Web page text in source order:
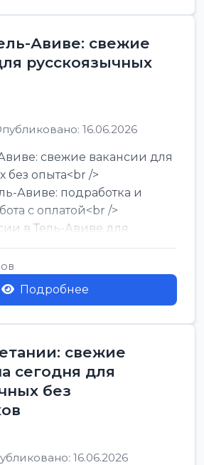
Авиве: свежие
русскоязычных
16.06.2026
свежие вакансии для
без опыта<br />
Авиве: подработка и
с оплатой<br />
в Тель-Авиве для
от хозя...
Подробнее
свежие
сегодня для
без
16.06.2026